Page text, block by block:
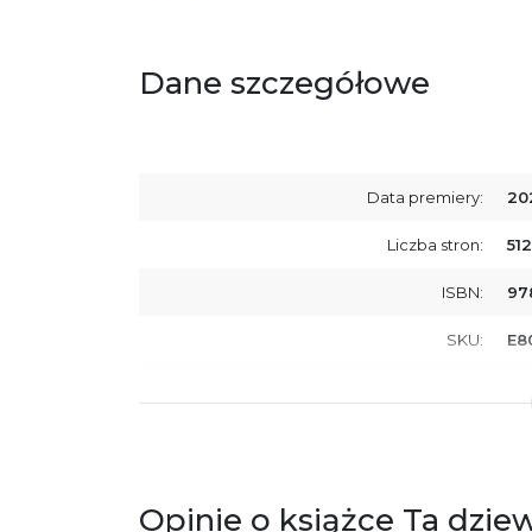
Dane szczegółowe
Data premiery:
Liczba stron: 512
ISBN:
SKU:
zgodność produktu z przepisami:
ul.
Opinie o książce Ta